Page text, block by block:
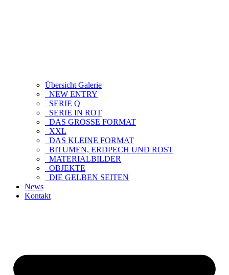
Übersicht Galerie
NEW ENTRY
SERIE Q
SERIE IN ROT
DAS GROSSE FORMAT
XXL
DAS KLEINE FORMAT
BITUMEN, ERDPECH UND ROST
MATERIALBILDER
OBJEKTE
DIE GELBEN SEITEN
News
Kontakt